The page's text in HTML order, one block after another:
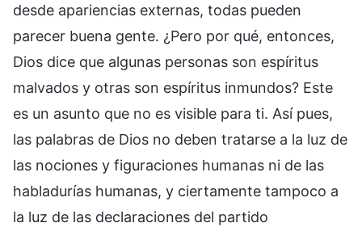
desde apariencias externas, todas pueden
parecer buena gente. ¿Pero por qué, entonces,
Dios dice que algunas personas son espíritus
malvados y otras son espíritus inmundos? Este
es un asunto que no es visible para ti. Así pues,
las palabras de Dios no deben tratarse a la luz de
las nociones y figuraciones humanas ni de las
habladurías humanas, y ciertamente tampoco a
la luz de las declaraciones del partido